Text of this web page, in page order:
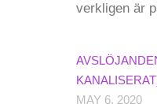
verkligen är
MAY 6, 2020